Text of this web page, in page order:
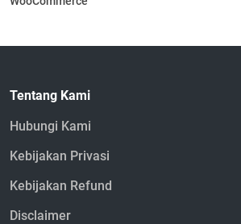
Tentang Kami
Hubungi Kami
Kebijakan Privasi
Kebijakan Refund
Disclaimer